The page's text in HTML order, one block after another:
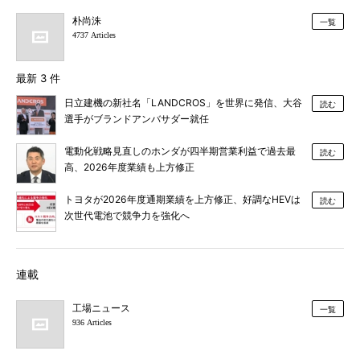
朴尚洙
4737 Articles
一覧
最新 3 件
日立建機の新社名「LANDCROS」を世界に発信、大谷
選手がブランドアンバサダー就任
読む
電動化戦略見直しのホンダが四半期営業利益で過去最
高、2026年度業績も上方修正
読む
トヨタが2026年度通期業績を上方修正、好調なHEVは
次世代電池で競争力を強化へ
読む
連載
工場ニュース
936 Articles
一覧